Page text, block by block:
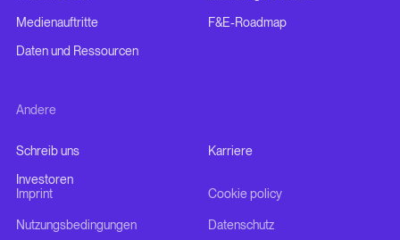
Medienauftritte
F&E-Roadmap
Daten und Ressourcen
Andere
Schreib uns
Karriere
Investoren
Imprint
Cookie policy
Nutzungsbedingungen Datenschutz